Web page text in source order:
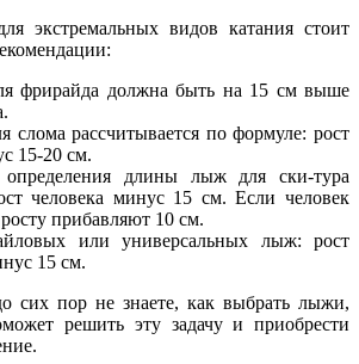
экстремальных видов катания стоит
фрирайда должна быть на 15 см выше
слома рассчитывается по формуле: рост
15-20 см.
длины лыж для ски-тура
человека минус 15 см. Если человек
прибавляют 10 см.
или универсальных лыж: рост
15 см.
сих пор не знаете, как выбрать лыжи,
решить эту задачу и приобрести